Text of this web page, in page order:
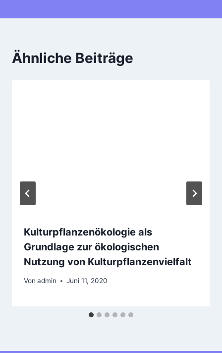
Ähnliche Beiträge
Kulturpflanzenökologie als
Grundlage zur ökologischen
Nutzung von Kulturpflanzenvielfalt
Von admin Juni 11, 2020